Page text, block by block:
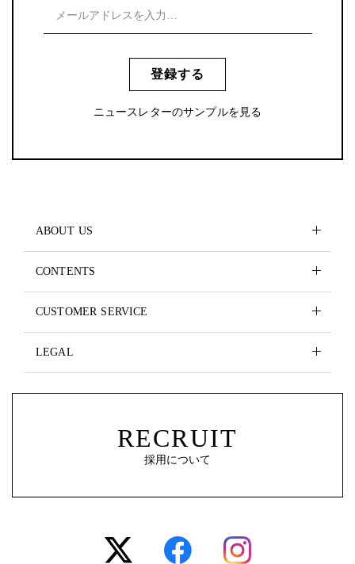
登録する
ニュースレターのサンプルを見る
ABOUT US
CONTENTS
CUSTOMER SERVICE
LEGAL
RECRUIT
採用について